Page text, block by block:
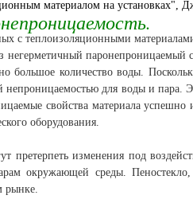
материалом на установках",
с теплоизоляционными
негерметичный
большое количество воды.
непроницаемостью для воды и пара.
свойства материала
оборудования.
претерпеть изменения под
окружающей среды. Пеностекло,
рынке.